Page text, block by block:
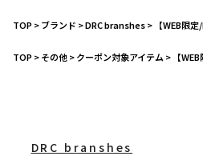
TOP>ブランド >DRC branshes> 【WEB限定
TOP>その他>クーポン対象アイテム > 【
DRC branshes